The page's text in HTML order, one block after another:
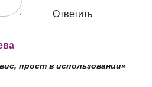
Ответить
прост в использовании»